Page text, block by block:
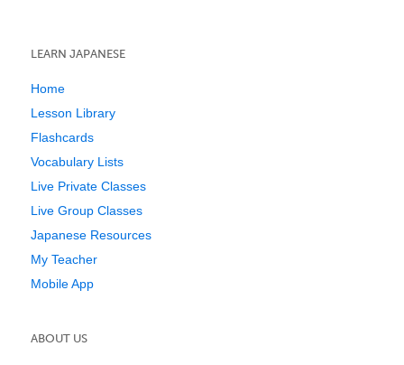
LEARN JAPANESE
Home
Lesson Library
Flashcards
Vocabulary Lists
Live Private Classes
Live Group Classes
Japanese Resources
My Teacher
Mobile App
ABOUT US